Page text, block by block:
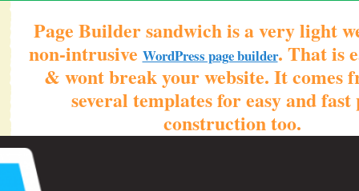
Page Builder sandwich is a very light
non-intrusive WordPress page builder. That is
& wont break your website. It comes
several templates for easy and fast
construction too.